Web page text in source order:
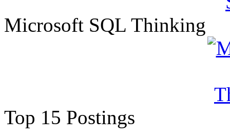
Microsoft SQL Thinking
Top 15 Postings